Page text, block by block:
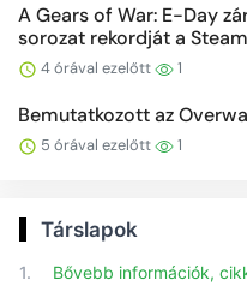
A Gears of War: E-Day
sorozat rekordját a
4 órával ezelőtt 1
Bemutatkozott az
5 órával ezelőtt 1
Társlapok
1. Bővebb információk,